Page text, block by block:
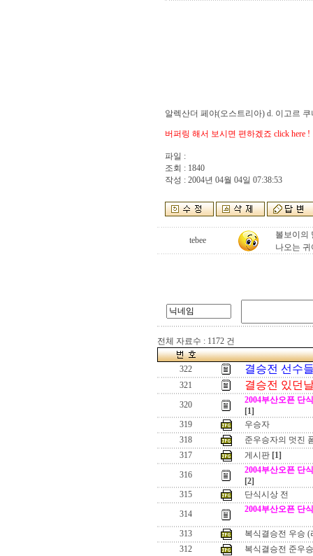
알렉산더 페야(오스트리아) d. 이고르
버퍼링 해서 보시면 편하겠죠 click here !
파일 :
조회 : 1840
작성 : 2004년 04월 04일 07:38:53
tebee
볼보이의
나오는
전체 자료수 : 1172 건
322 결승전 선수
321 결승전 있던
320
2004부산오픈 단
[1]
319
우승자
318
준우승자의 멋진
317
게시판 [1]
316
2004부산오픈 단
[2]
315
단식시상 전
314
2004부산오픈 단
313
복식결승전 우승 (
312
복식결승전 준우